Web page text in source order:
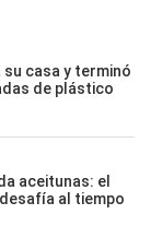
casa y terminó
de plástico
aceitunas: el
al tiempo